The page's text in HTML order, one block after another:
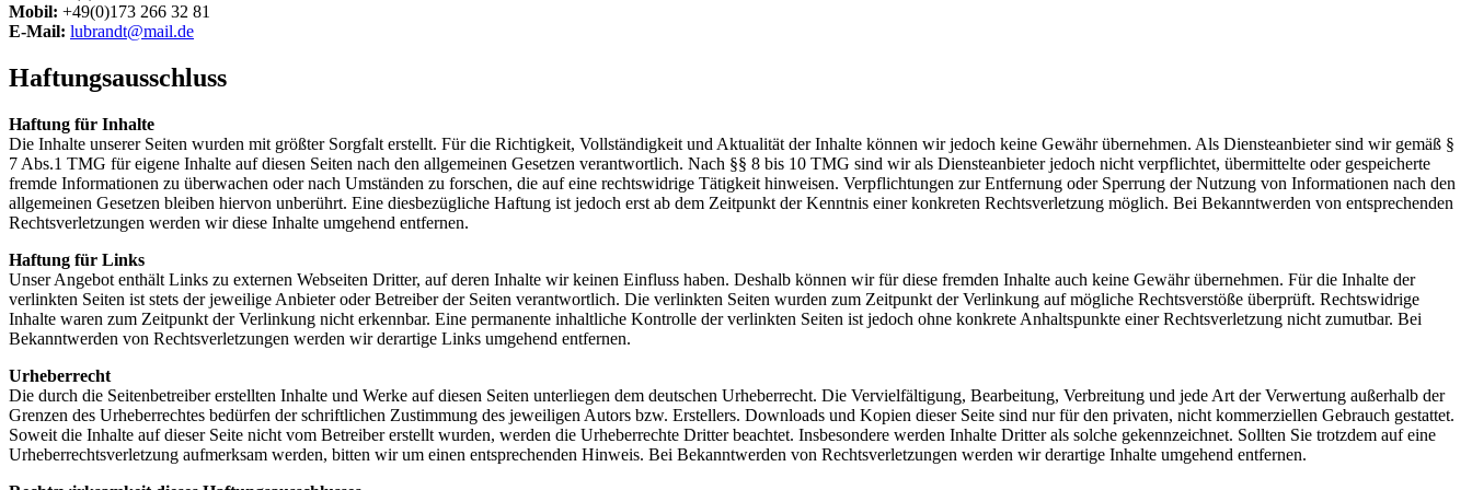
Mobil: +49(0)173 266 32 81
E-Mail: lubrandt@mail.de
Haftungsausschluss
Haftung für Inhalte
Die Inhalte unserer Seiten wurden mit größter Sorgfalt erstellt. Für die Richtigkeit, Vollständigkeit und Aktualität der Inhalte können wir jedoch keine Gewähr übernehmen. Als Diensteanbieter sind wir gemäß §
7 Abs.1 TMG für eigene Inhalte auf diesen Seiten nach den allgemeinen Gesetzen verantwortlich. Nach §§ 8 bis 10 TMG sind wir als Diensteanbieter jedoch nicht verpflichtet, übermittelte oder gespeicherte
fremde Informationen zu überwachen oder nach Umständen zu forschen, die auf eine rechtswidrige Tätigkeit hinweisen. Verpflichtungen zur Entfernung oder Sperrung der Nutzung von Informationen nach den
allgemeinen Gesetzen bleiben hiervon unberührt. Eine diesbezügliche Haftung ist jedoch erst ab dem Zeitpunkt der Kenntnis einer konkreten Rechtsverletzung möglich. Bei Bekanntwerden von entsprechenden
Rechtsverletzungen werden wir diese Inhalte umgehend entfernen.
Haftung für Links
Unser Angebot enthält Links zu externen Webseiten Dritter, auf deren Inhalte wir keinen Einfluss haben. Deshalb können wir für diese fremden Inhalte auch keine Gewähr übernehmen. Für die Inhalte der
verlinkten Seiten ist stets der jeweilige Anbieter oder Betreiber der Seiten verantwortlich. Die verlinkten Seiten wurden zum Zeitpunkt der Verlinkung auf mögliche Rechtsverstöße überprüft. Rechtswidrige
Inhalte waren zum Zeitpunkt der Verlinkung nicht erkennbar. Eine permanente inhaltliche Kontrolle der verlinkten Seiten ist jedoch ohne konkrete Anhaltspunkte einer Rechtsverletzung nicht zumutbar. Bei
Bekanntwerden von Rechtsverletzungen werden wir derartige Links umgehend entfernen.
Urheberrecht
Die durch die Seitenbetreiber erstellten Inhalte und Werke auf diesen Seiten unterliegen dem deutschen Urheberrecht. Die Vervielfältigung, Bearbeitung, Verbreitung und jede Art der Verwertung außerhalb der
Grenzen des Urheberrechtes bedürfen der schriftlichen Zustimmung des jeweiligen Autors bzw. Erstellers. Downloads und Kopien dieser Seite sind nur für den privaten, nicht kommerziellen Gebrauch gestattet.
Soweit die Inhalte auf dieser Seite nicht vom Betreiber erstellt wurden, werden die Urheberrechte Dritter beachtet. Insbesondere werden Inhalte Dritter als solche gekennzeichnet. Sollten Sie trotzdem auf eine
Urheberrechtsverletzung aufmerksam werden, bitten wir um einen entsprechenden Hinweis. Bei Bekanntwerden von Rechtsverletzungen werden wir derartige Inhalte umgehend entfernen.